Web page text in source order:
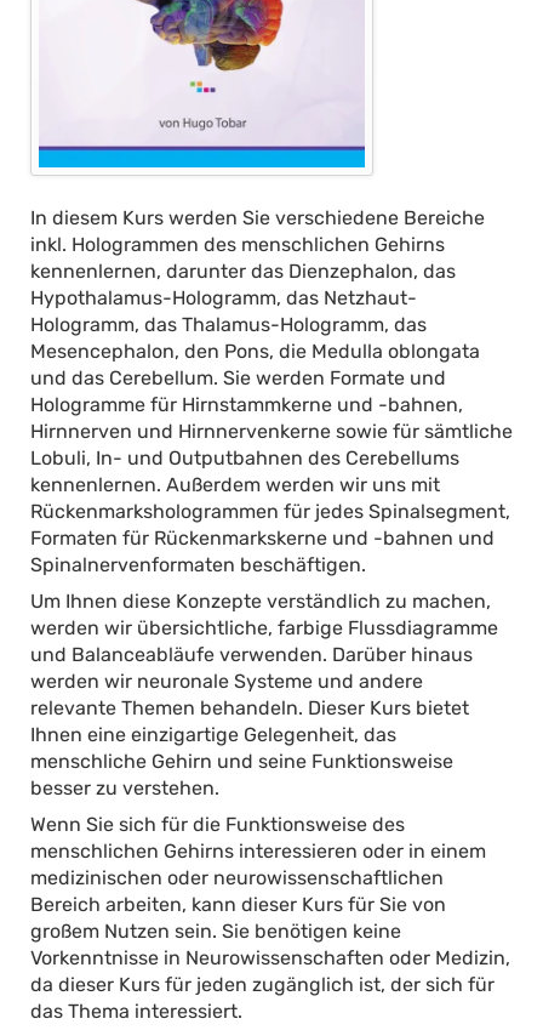
In diesem Kurs werden Sie verschiedene Bereiche
inkl. Hologrammen des menschlichen Gehirns
kennenlernen, darunter das Dienzephalon, das
Hypothalamus-Hologramm, das Netzhaut-
Hologramm, das Thalamus-Hologramm, das
Mesencephalon, den Pons, die Medulla oblongata
und das Cerebellum. Sie werden Formate und
Hologramme für Hirnstammkerne und -bahnen,
Hirnnerven und Hirnnervenkerne sowie für sämtliche
Lobuli, In- und Outputbahnen des Cerebellums
kennenlernen. Außerdem werden wir uns mit
Rückenmarkshologrammen für jedes Spinalsegment,
Formaten für Rückenmarkskerne und -bahnen und
Spinalnervenformaten beschäftigen.
Um Ihnen diese Konzepte verständlich zu machen,
werden wir übersichtliche, farbige Flussdiagramme
und Balanceabläufe verwenden. Darüber hinaus
werden wir neuronale Systeme und andere
relevante Themen behandeln. Dieser Kurs bietet
Ihnen eine einzigartige Gelegenheit, das
menschliche Gehirn und seine Funktionsweise
besser zu verstehen.
Wenn Sie sich für die Funktionsweise des
menschlichen Gehirns interessieren oder in einem
medizinischen oder neurowissenschaftlichen
Bereich arbeiten, kann dieser Kurs für Sie von
großem Nutzen sein. Sie benötigen keine
Vorkenntnisse in Neurowissenschaften oder Medizin,
da dieser Kurs für jeden zugänglich ist, der sich für
das Thema interessiert.